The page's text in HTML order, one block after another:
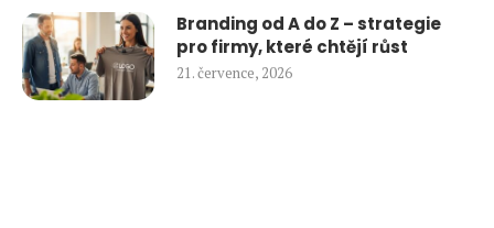
Branding od A do Z – strategie
pro firmy, které chtějí růst
21. července, 2026